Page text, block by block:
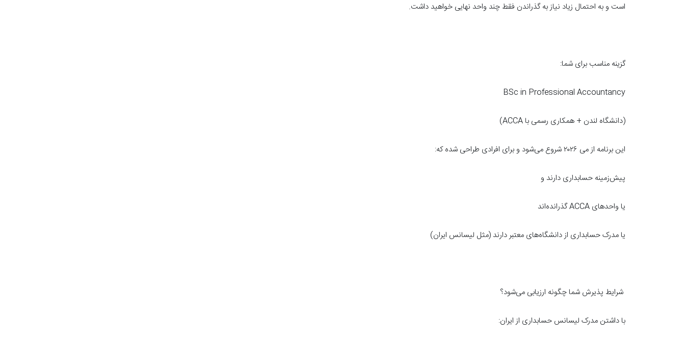
است و به احتمال زیاد نیاز به گذراندن فقط چند واحد نهایی خواهید داشت.
گزینه مناسب برای شما:
BSc in Professional Accountancy
(دانشگاه لندن + همکاری رسمی با ACCA)
این برنامه از می ۲۰۲۶ شروع می‌شود و برای افرادی طراحی شده که:
پیش‌زمینه حسابداری دارند و
یا واحدهای ACCA گذرانده‌اند
یا مدرک حسابداری از دانشگاه‌های معتبر دارند (مثل لیسانس ایران)
شرایط پذیرش شما چگونه ارزیابی می‌شود؟
با داشتن مدرک لیسانس حسابداری از ایران: